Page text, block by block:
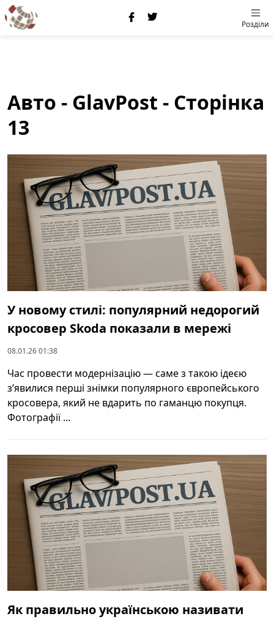
Розділи
Авто - GlavPost - Сторінка
13
У новому стилі: популярний недорогий
кросовер Skoda показали в мережі
08.01.26 01:38
Час провести модернізацію — саме з такою ідеєю
з’явилися перші знімки популярного європейського
кросовера, який не вдарить по гаманцю покупця.
Фотографії ...
Як правильно українською називати